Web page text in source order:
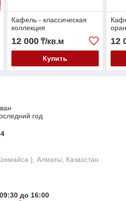
Кафель - классическая
коллекция
12 000₸/кв.м
Купить
12
год
), Алматы, Казахстан
до 16:00